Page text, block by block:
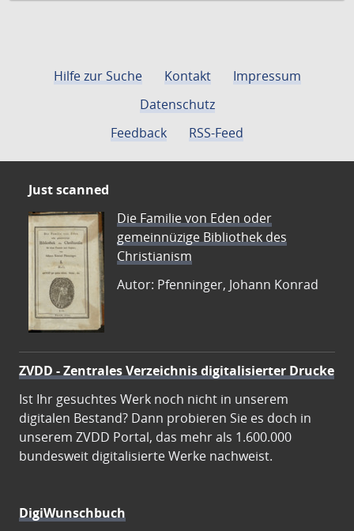
Hilfe zur Suche Kontakt
Impressum
Datenschutz
Feedback
RSS-Feed
Just scanned
Die Familie von Eden oder
gemeinnüzige Bibliothek des
Christianism
Autor: Pfenninger, Johann Konrad
ZVDD - Zentrales Verzeichnis digitalisierter Drucke
Ist Ihr gesuchtes Werk noch nicht in unserem
digitalen Bestand? Dann probieren Sie es doch in
unserem ZVDD Portal, das mehr als 1.600.000
bundesweit digitalisierte Werke nachweist.
DigiWunschbuch